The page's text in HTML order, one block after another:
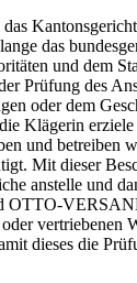
das
und dem
Prüfung des
oder dem
Klägerin
und
Mit dieser
anstelle und
dieses die